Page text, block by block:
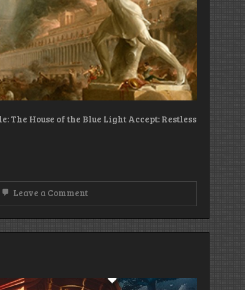
The House of the Blue Light Accept: Restless
Leave a Commenton